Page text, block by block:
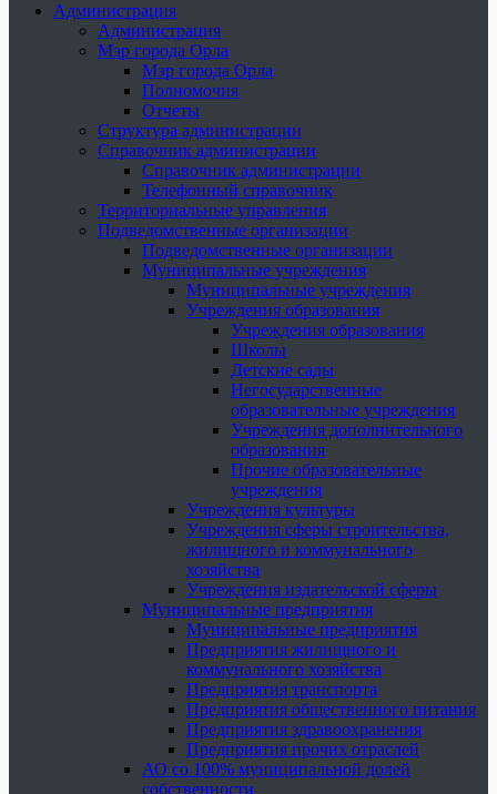
Администрация
Администрация
Мэр города Орла
Мэр города Орла
Полномочия
Отчеты
Структура администрации
Справочник администрации
Справочник администрации
Телефонный справочник
Территориальные управления
Подведомственные организации
Подведомственные организации
Муниципальные учреждения
Муниципальные учреждения
Учреждения образования
Учреждения образования
Школы
Детские сады
Негосударственные
образовательные учреждения
Учреждения дополнительного
образования
Прочие образовательные
учреждения
Учреждения культуры
Учреждения сферы строительства,
жилищного и коммунального
хозяйства
Учреждения издательской сферы
Муниципальные предприятия
Муниципальные предприятия
Предприятия жилищного и
коммунального хозяйства
Предприятия транспорта
Предприятия общественного питания
Предприятия здравоохранения
Предприятия прочих отраслей
АО со 100% муниципальной долей
собственности